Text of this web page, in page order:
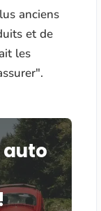
anciens
et de
les